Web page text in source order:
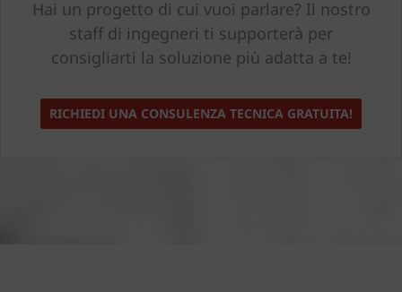
Hai un progetto di cui vuoi parlare? Il nostro
staff di ingegneri ti supporterà per
consigliarti la soluzione più adatta a te!
RICHIEDI UNA CONSULENZA TECNICA GRATUITA!